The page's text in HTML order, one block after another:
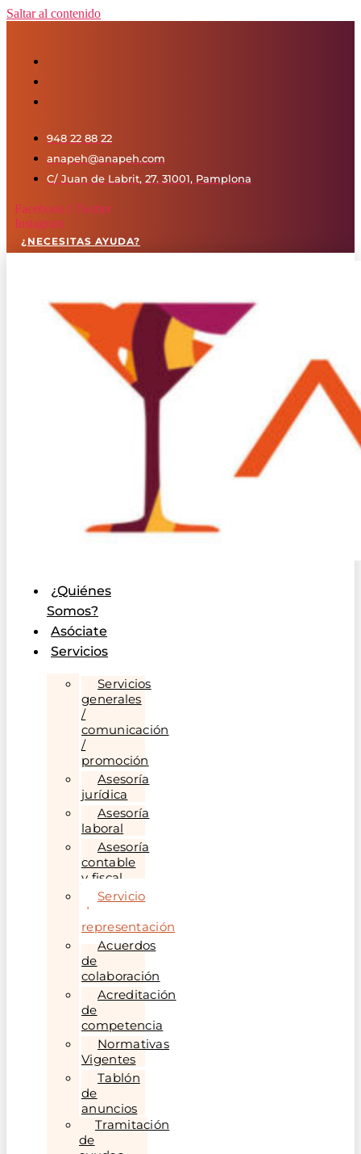
Saltar al contenido
948 22 88 22
anapeh@anapeh.com
C/ Juan de Labrit, 27. 31001, Pamplona
Facebook-f Twitter
Instagram
¿NECESITAS AYUDA?
¿Quiénes
Somos?
Asóciate
Servicios
Servicios
generales
/
comunicación
/
promoción
Asesoría
jurídica
Asesoría
laboral
Asesoría
contable
y fiscal
Servicio
de
representación
Acuerdos
de
colaboración
Acreditación
de
competencia
Normativas
Vigentes
Tablón
de
anuncios
Tramitación
de